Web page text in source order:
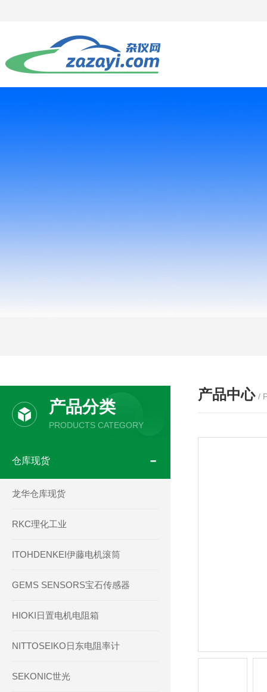
产品中心 /
产品分类
PRODUCTS CATEGORY
仓库现货
龙华仓库现货
RKC理化工业
ITOHDENKEI伊藤电机滚筒
GEMS SENSORS宝石传感器
HIOKI日置电机电阻箱
NITTOSEIKO日东电阻率计
SEKONIC世光